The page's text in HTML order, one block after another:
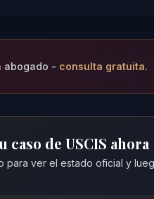
abogado - consulta gratuita.
de USCIS ahora
para ver el estado oficial y